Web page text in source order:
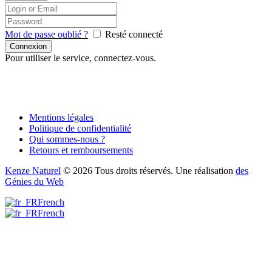
Mot de passe oublié ? Resté connecté
Pour utiliser le service, connectez-vous.
Mentions légales
Politique de confidentialité
Qui sommes-nous ?
Retours et remboursements
Kenze Naturel © 2026 Tous droits réservés. Une réalisation des
Génies du Web
French
French